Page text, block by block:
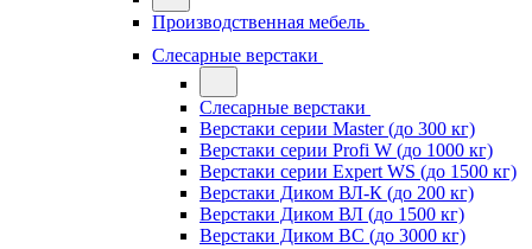
Производственная мебель
Слесарные верстаки
Слесарные верстаки
Верстаки серии Master (до 300 кг)
Верстаки серии Profi W (до 1000 кг)
Верстаки серии Expert WS (до 1500 кг)
Верстаки Диком ВЛ-К (до 200 кг)
Верстаки Диком ВЛ (до 1500 кг)
Верстаки Диком ВС (до 3000 кг)